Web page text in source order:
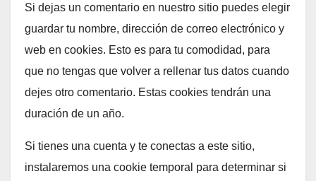
Si dejas un comentario en nuestro sitio puedes elegir
guardar tu nombre, dirección de correo electrónico y
web en cookies. Esto es para tu comodidad, para
que no tengas que volver a rellenar tus datos cuando
dejes otro comentario. Estas cookies tendrán una
duración de un año.
Si tienes una cuenta y te conectas a este sitio,
instalaremos una cookie temporal para determinar si